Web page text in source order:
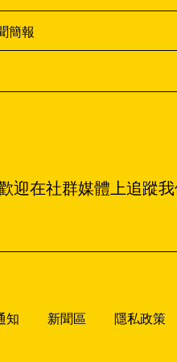
迎在社群媒體上追蹤我
知 新聞區 隱私政策